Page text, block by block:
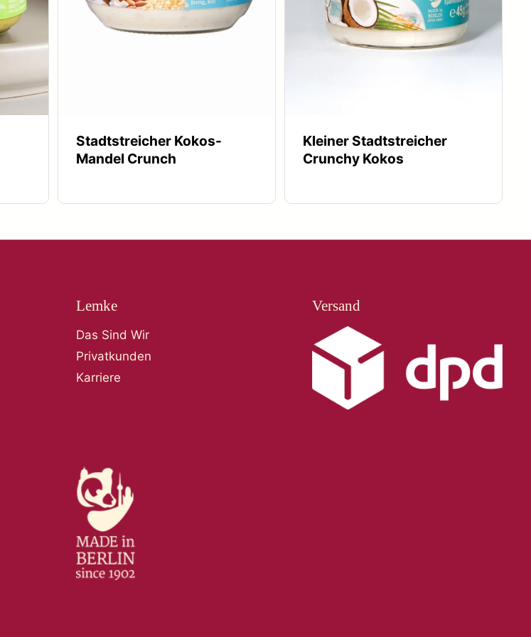
Stadtstreicher Kokos-
Mandel Crunch
Kleiner Stadtstreicher
Crunchy Kokos
Lemke
Das Sind Wir
Privatkunden
Karriere
Versand